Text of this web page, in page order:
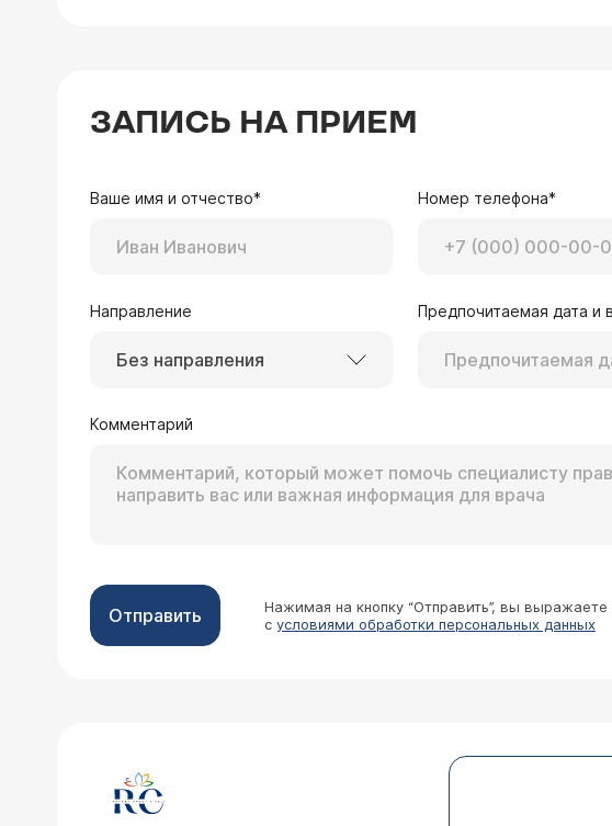
ЗАПИСЬ НА ПРИЕМ
Ваше имя и отчество* Номер телефона*
Направление
Без направления
Предпочитаемая дата и
Комментарий
Отправить
Нажимая на кнопку “Отправить”, вы выражаете
с условиями обработки персональных данных